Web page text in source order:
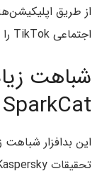
از طریق
اجتماعی TikTok را کشف کرده‌اند.
شباهت
SparkCat